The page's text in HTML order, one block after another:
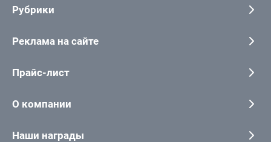
Рубрики
Реклама на сайте
Прайс-лист
О компании
Наши награды